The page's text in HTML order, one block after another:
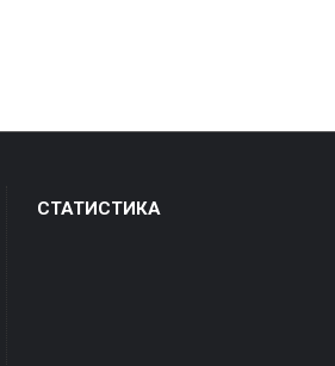
СТАТИСТИКА